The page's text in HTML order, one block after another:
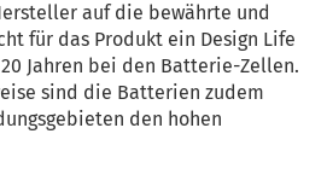
auf die bewährte und
für das Produkt ein Design Life
Jahren bei den Batterie-Zellen.
sind die Batterien zudem
den hohen